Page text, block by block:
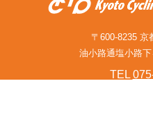
〒600-8235 京
油小路通塩小路
TEL